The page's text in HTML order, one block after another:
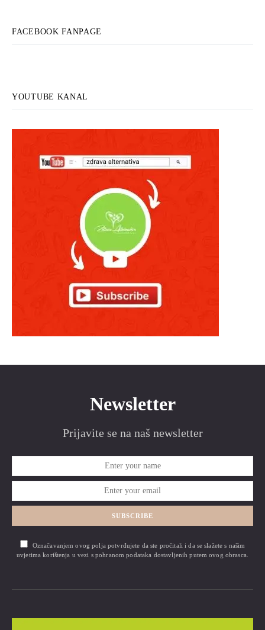
FACEBOOK FANPAGE
YOUTUBE KANAL
Newsletter
Prijavite se na naš newsletter
SUBSCRIBE
Označavanjem ovog polja potvrđujete da ste pročitali i da se slažete s našim
uvjetima korištenja u vezi s pohranom podataka dostavljenih putem ovog obrasca.